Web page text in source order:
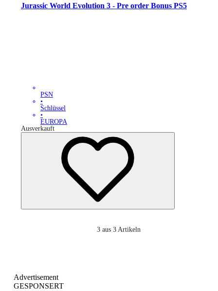
Jurassic World Evolution 3 - Pre order Bonus PS5
PSN
•
Schlüssel
•
EUROPA
Ausverkauft
3 aus 3 Artikeln
Advertisement
GESPONSERT